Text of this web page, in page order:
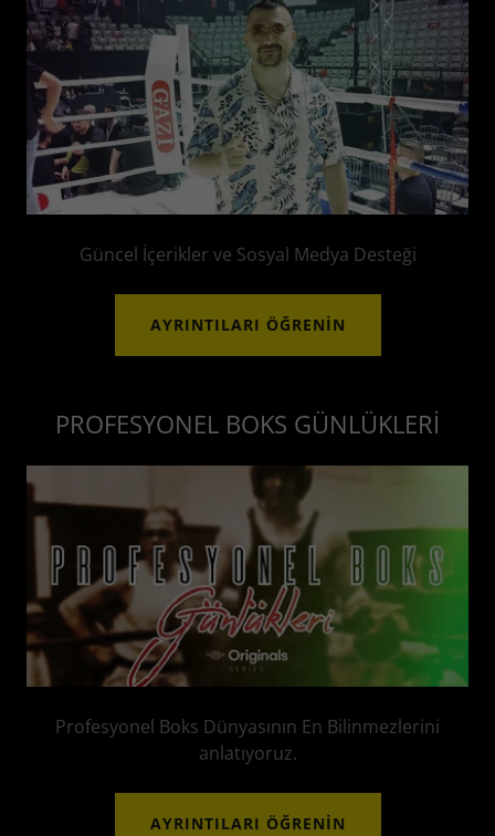
Güncel İçerikler ve Sosyal Medya Desteği
AYRINTILARI ÖĞRENIN
PROFESYONEL BOKS GÜNLÜKLERİ
Profesyonel Boks Dünyasının En Bilinmezlerini
anlatıyoruz.
AYRINTILARI ÖĞRENIN